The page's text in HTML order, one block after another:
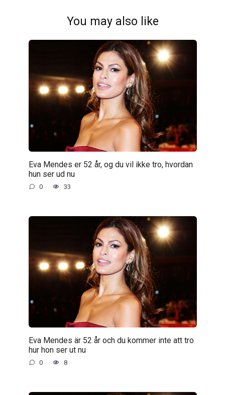
You may also like
Eva Mendes er 52 år, og du vil ikke tro, hvordan
hun ser ud nu
0 33
Eva Mendes är 52 år och du kommer inte att tro
hur hon ser ut nu
0 8